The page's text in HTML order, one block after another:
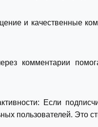
и качественные
комментарии
Если
пользователей. Это